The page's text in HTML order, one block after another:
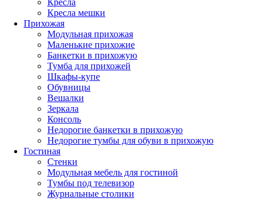
Кресла мешки
Прихожая
Модульная прихожая
Маленькие прихожие
Банкетки в прихожую
Тумба для прихожей
Шкафы-купе
Обувницы
Вешалки
Зеркала
Консоль
Недорогие банкетки в прихожую
Недорогие тумбы для обуви в прихожую
Гостиная
Стенки
Модульная мебель для гостиной
Тумбы под телевизор
Журнальные столики